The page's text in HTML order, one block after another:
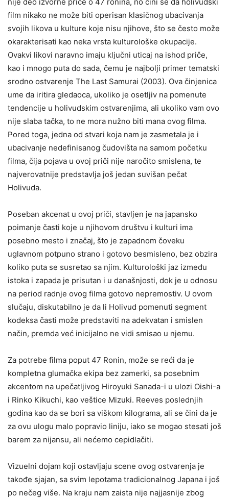
film nikako ne može biti operisan klasičnog ubacivanja
svojih likova u kulture koje nisu njihove, što se često može
okarakterisati kao neka vrsta kulturološke okupacije.
Ovakvi likovi naravno imaju ključni uticaj na ishod priče,
kao i mnogo puta do sada, čemu je najbolji primer tematski
srodno ostvarenje The Last Samurai (2003). Ova činjenica
ume da iritira gledaoca, ukoliko je osetljiv na pomenute
tendencije u holivudskim ostvarenjima, ali ukoliko vam ovo
nije slaba tačka, to ne mora nužno biti mana ovog filma.
Pored toga, jedna od stvari koja nam je zasmetala je i
ubacivanje nedefinisanog čudovišta na samom početku
filma, čija pojava u ovoj priči nije naročito smislena, te
najverovatnije predstavlja još jedan suvišan pečat
Holivuda.
Poseban akcenat u ovoj priči, stavljen je na japansko
poimanje časti koje u njihovom društvu i kulturi ima
posebno mesto i značaj, što je zapadnom čoveku
uglavnom potpuno strano i gotovo besmisleno, bez obzira
koliko puta se susretao sa njim. Kulturološki jaz između
istoka i zapada je prisutan i u današnjosti, dok je u odnosu
na period radnje ovog filma gotovo nepremostiv. U ovom
slučaju, diskutabilno je da li Holivud pomenuti segment
kodeksa časti može predstaviti na adekvatan i smislen
način, premda već inicijalno ne vidi smisao u njemu.
Za potrebe filma poput 47 Ronin, može se reći da je
kompletna glumačka ekipa bez zamerki, sa posebnim
akcentom na upečatljivog Hiroyuki Sanada-i u ulozi Oishi-a
i Rinko Kikuchi, kao veštice Mizuki. Reeves poslednjih
godina kao da se bori sa viškom kilograma, ali se čini da je
za ovu ulogu malo popravio liniju, iako se mogao stesati još
barem za nijansu, ali nećemo cepidlačiti.
Vizuelni dojam koji ostavljaju scene ovog ostvarenja je
takođe sjajan, sa svim lepotama tradicionalnog Japana i još
po nečeg više. Na kraju nam zaista nije najjasnije zbog